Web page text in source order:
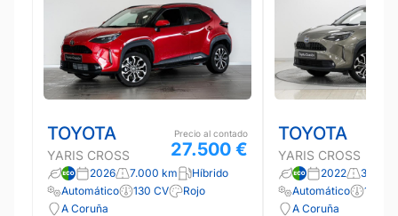
TOYOTA
YARIS CROSS
Precio al contado
27.500 €
2026 7.000 km
Híbrido
Automático
130 CV
Rojo
A Coruña
TOYOTA
YARIS CROSS
2022
35.087
Automático
116 CV
A Coruña